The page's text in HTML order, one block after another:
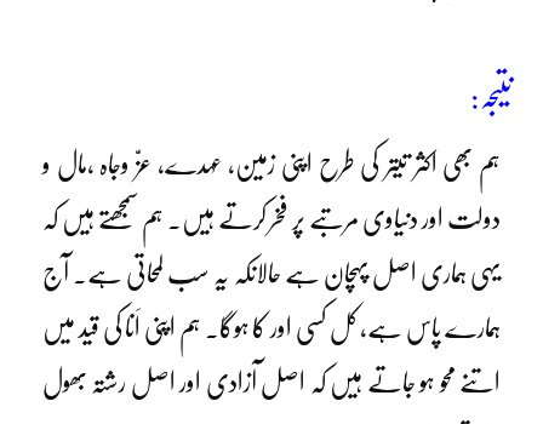
نتیجہ:
ہم بھی اکثر تیتر کی طرح اپنی زمین، عہدے، عزّ وجاہ ،مال و
دولت اور دنیاوی مرتبے پر فخر کرتے ہیں۔ ہم سمجھتے ہیں کہ
یہی ہماری اصل پہچان ہے حالانکہ یہ سب لمحاتی ہے۔ آج
ہمارے پاس ہے، کل کسی اور کا ہوگا۔ ہم اپنی اَنا کی قید میں
اتنے محو ہو جاتے ہیں کہ اصل آزادی اور اصل رشتہ بھول